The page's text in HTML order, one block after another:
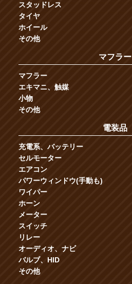
スタッドレス
タイヤ
ホイール
その他
マフラー
マフラー
エキマニ、触媒
小物
その他
電装品
充電系、バッテリー
セルモーター
エアコン
パワーウィンドウ(手動も)
ワイパー
ホーン
メーター
スイッチ
リレー
オーディオ、ナビ
バルブ、HID
その他